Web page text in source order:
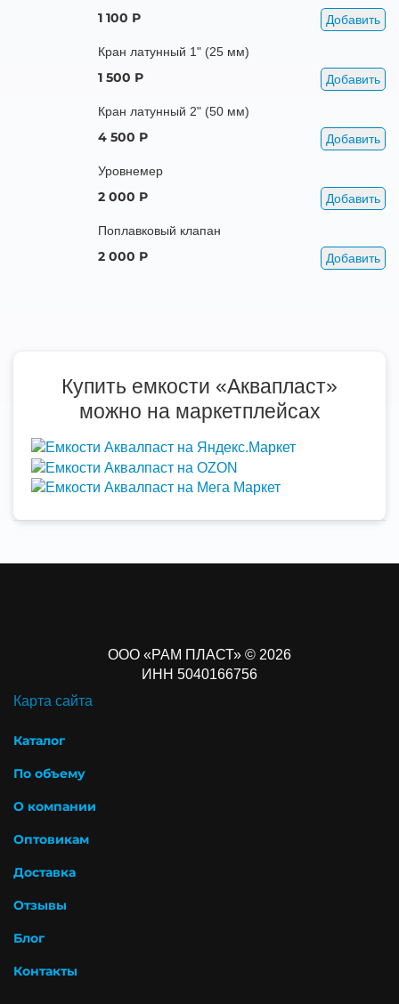
1 100 Р Добавить
Кран латунный 1" (25 мм)
1 500 Р Добавить
Кран латунный 2" (50 мм)
4 500 Р Добавить
Уровнемер
2 000 Р Добавить
Поплавковый клапан
2 000 Р Добавить
Купить емкости «Аквапласт»
можно на маркетплейсах
ООО «РАМ ПЛАСТ» © 2026
ИНН 5040166756
Карта сайта
Каталог
По объему
О компании
Оптовикам
Доставка
Отзывы
Блог
Контакты